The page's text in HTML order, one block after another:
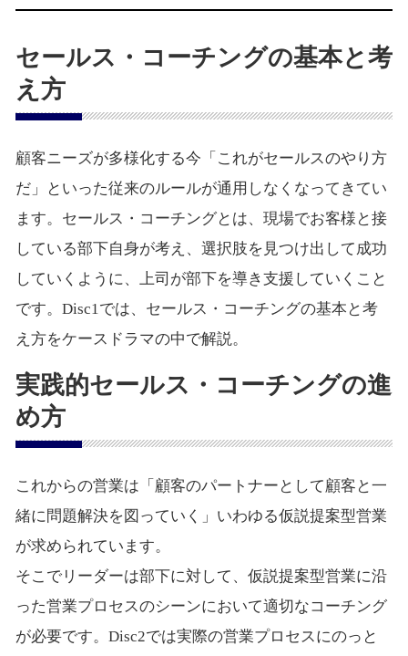
セールス・コーチングの基本と考
え方
顧客ニーズが多様化する今「これがセールスのやり方
だ」といった従来のルールが通用しなくなってきてい
ます。セールス・コーチングとは、現場でお客様と接
している部下自身が考え、選択肢を見つけ出して成功
していくように、上司が部下を導き支援していくこと
です。Disc1では、セールス・コーチングの基本と考
え方をケースドラマの中で解説。
実践的セールス・コーチングの進
め方
これからの営業は「顧客のパートナーとして顧客と一
緒に問題解決を図っていく」いわゆる仮説提案型営業
が求められています。
そこでリーダーは部下に対して、仮説提案型営業に沿
った営業プロセスのシーンにおいて適切なコーチング
が必要です。Disc2では実際の営業プロセスにのっと